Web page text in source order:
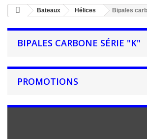
Bateaux Hélices Bipales
BIPALES CARBONE SÉRIE "K"
PROMOTIONS